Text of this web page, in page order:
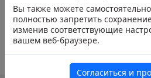
Вы также можете
полностью запретить
изменив соответствующие
вашем веб-браузере.
Согласиться и